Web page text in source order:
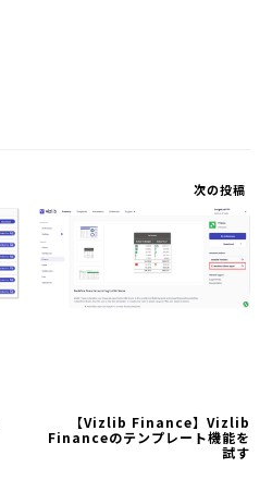
次の投稿
【Vizlib Finance】Vizlib
Financeのテンプレート機能を
試す